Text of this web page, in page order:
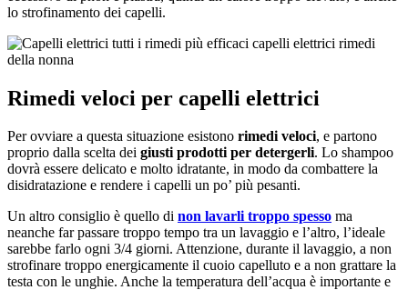
lo strofinamento dei capelli.
Rimedi veloci per capelli elettrici
Per ovviare a questa situazione esistono rimedi veloci, e partono
proprio dalla scelta dei giusti prodotti per detergerli. Lo shampoo
dovrà essere delicato e molto idratante, in modo da combattere la
disidratazione e rendere i capelli un po’ più pesanti.
Un altro consiglio è quello di non lavarli troppo spesso ma
neanche far passare troppo tempo tra un lavaggio e l’altro, l’ideale
sarebbe farlo ogni 3/4 giorni. Attenzione, durante il lavaggio, a non
strofinare troppo energicamente il cuoio capelluto e a non grattare la
testa con le unghie. Anche la temperatura dell’acqua è importante e